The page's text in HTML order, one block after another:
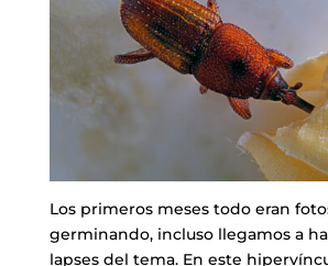
Los primeros meses todo eran
germinando, incluso llegamos a
lapses del tema. En este